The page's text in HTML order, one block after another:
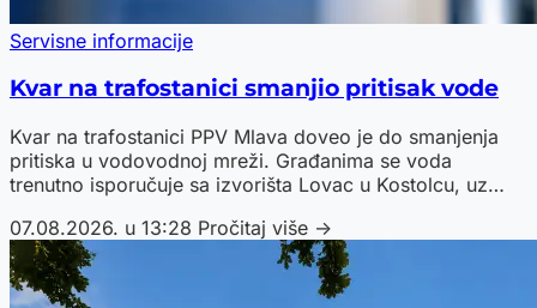
Servisne informacije
Kvar na trafostanici smanjio pritisak vode
Kvar na trafostanici PPV Mlava doveo je do smanjenja
pritiska u vodovodnoj mreži. Građanima se voda
trenutno isporučuje sa izvorišta Lovac u Kostolcu, uz
07.08.2026. u 13:28 Pročitaj više →